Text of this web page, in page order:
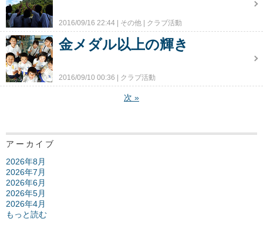
2016/09/16 22:44 その他 クラブ活動
金メダル以上の輝き
2016/09/10 00:36 クラブ活動
次 »
アーカイブ
2026年8月
2026年7月
2026年6月
2026年5月
2026年4月
もっと読む